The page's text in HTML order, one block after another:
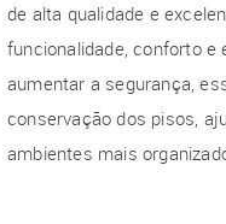
de alta qualidade e
funcionalidade, conforto
aumentar a segurança,
conservação dos pisos,
ambientes mais